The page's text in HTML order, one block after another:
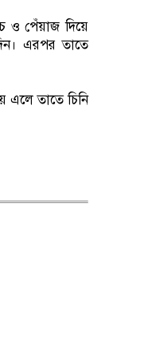
ও পেঁয়াজ দিয়ে
এরপর তাতে
এলে তাতে চিনি